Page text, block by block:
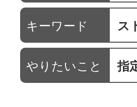
キーワード ス
やりたいこと 指